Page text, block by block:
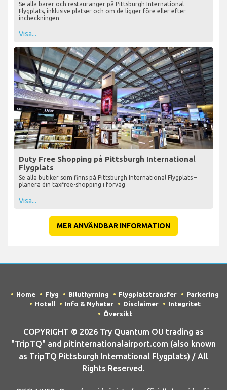
Se alla barer och restauranger på Pittsburgh International
Flygplats, inklusive platser och om de ligger före eller efter
incheckningen
Visa...
Duty Free Shopping på Pittsburgh International
Flygplats
Se alla butiker som finns på Pittsburgh International Flygplats –
planera din taxfree-shopping i förväg
Visa...
MER ANVÄNDBAR INFORMATION
Home Flyg Biluthyrning Flygplatstransfer
Parkering
Hotell
Info & Nyheter Disclaimer
Integritet
Översikt
COPYRIGHT © 2026 Try Quantum OU trading as
"TripTQ" and pitinternationalairport.com (also known
as TripTQ Pittsburgh International Flygplats) / All
Rights Reserved.